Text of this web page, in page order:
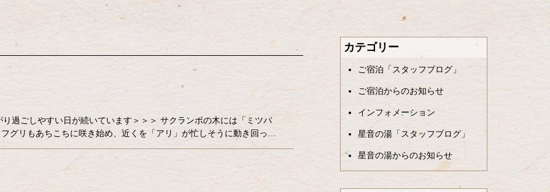
カテゴリー
ご宿泊「スタッフブログ」
ご宿泊からのお知らせ
インフォメーション
星音の湯「スタッフブログ」
星音の湯からのお知らせ
過ごしやすい日が続いています＞＞＞ サクランボの木には「ミツバ
グリもあちこちに咲き始め、近くを「アリ」が忙しそうに動き回っ…